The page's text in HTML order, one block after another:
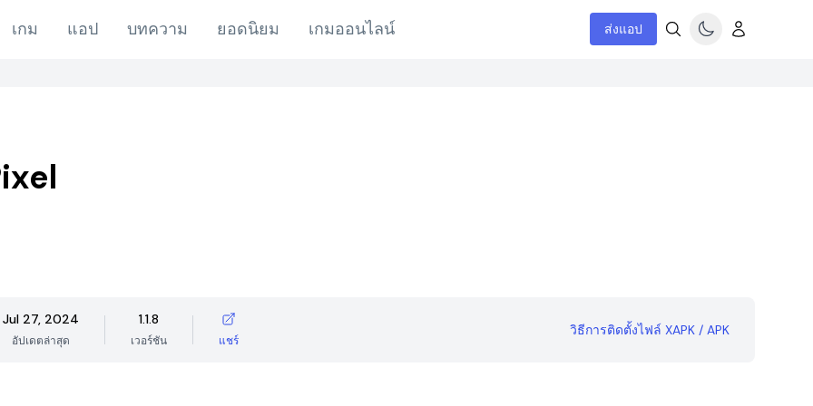
เกม แอป บทความ ยอดนิยม เกมออนไลน์ ส่งแอป
Jul 27, 2024
อัปเดตล่าสุด
1.1.8
เวอร์ชัน แชร์
วิธีการติดตั้งไฟล์ XAPK / APK